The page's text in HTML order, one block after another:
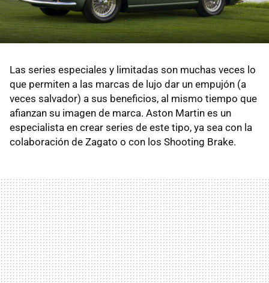
Las series especiales y limitadas son muchas veces lo
que permiten a las marcas de lujo dar un empujón (a
veces salvador) a sus beneficios, al mismo tiempo que
afianzan su imagen de marca. Aston Martin es un
especialista en crear series de este tipo, ya sea con la
colaboración de Zagato o con los Shooting Brake.